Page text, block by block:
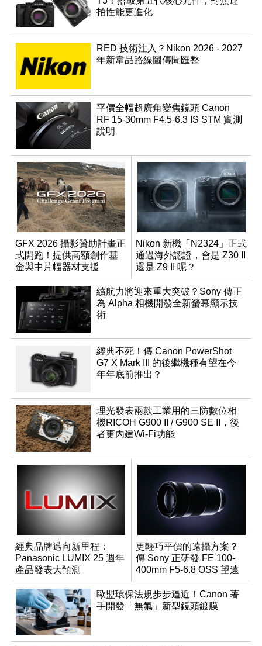
拍性能更進化
RED 技術注入？Nikon 2026 - 2027
年新韋品路線圖傳聞匯整
平價全幅超廣角變焦鏡頭 Canon
RF 15-30mm F4.5-6.3 IS STM 實測
說明
GFX 2026 攝影贊助計畫正
式開跑！提供高額創作基
金與中片幅器材支援
Nikon 新機「N2324」正式
通過海外認證，會是 Z30 II
還是 Z9 II 呢？
續航力將迎來重大突破？Sony 傳正
為 Alpha 相機開發全新螢幕顯示技
術
經典不死！傳 Canon PowerShot
G7 X Mark III 的後繼機種有望在今
年年底前推出？
理光發表兩款工業用的三防數位相
機RICOH G900 II / G900 SE II，後
者更內建Wi-Fi功能
經典品牌邁向新里程：
Panasonic LUMIX 25 週年
產品發表大預測
更輕巧平價的遠攝方案？
傳 Sony 正研發 FE 100-
400mm F5-6.8 OSS 望遠
變焦鏡頭
歐盟環保法規步步逼近！Canon 著
手開發「無氟」新型鏡頭鍍膜